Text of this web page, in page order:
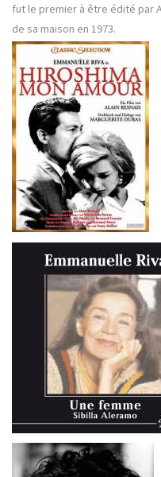
fut le premier à être édité par
de sa maison en 1973.